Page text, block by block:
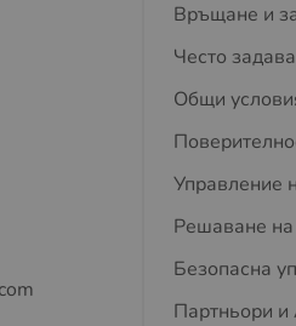
Връщане и
Често
Общи
Управление
Решаване на
Безопасна
Партньори